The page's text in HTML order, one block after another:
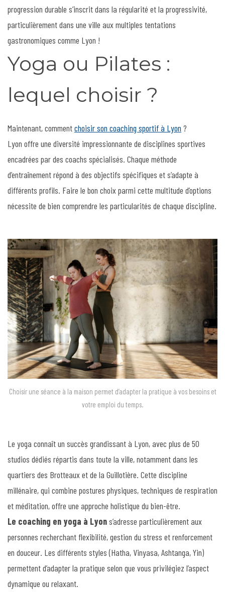
progression durable s’inscrit dans la régularité et la progressivité,
particulièrement dans une ville aux multiples tentations
gastronomiques comme Lyon !
Yoga ou Pilates :
lequel choisir ?
Maintenant, commentchoisir son coaching sportif à Lyon ?
Lyon offre une diversité impressionnante de disciplines sportives
encadrées par des coachs spécialisés. Chaque méthode
d’entraînement répond à des objectifs spécifiques et s’adapte à
différents profils. Faire le bon choix parmi cette multitude d’options
nécessite de bien comprendre les particularités de chaque discipline.
Choisir une séance à la maison permet d’adapter la pratique à vos besoins et
votre emploi du temps.
Le yoga connaît un succès grandissant à Lyon, avec plus de 50
studios dédiés répartis dans toute la ville, notamment dans les
quartiers des Brotteaux et de la Guillotière. Cette discipline
millénaire, qui combine postures physiques, techniques de respiration
et méditation, offre une approche holistique du bien-être.
Le coaching en yoga à Lyons’adresse particulièrement aux
personnes recherchant flexibilité, gestion du stress et renforcement
en douceur. Les différents styles (Hatha, Vinyasa, Ashtanga, Yin)
permettent d’adapter la pratique selon que vous privilégiez l’aspect
dynamique ou relaxant.